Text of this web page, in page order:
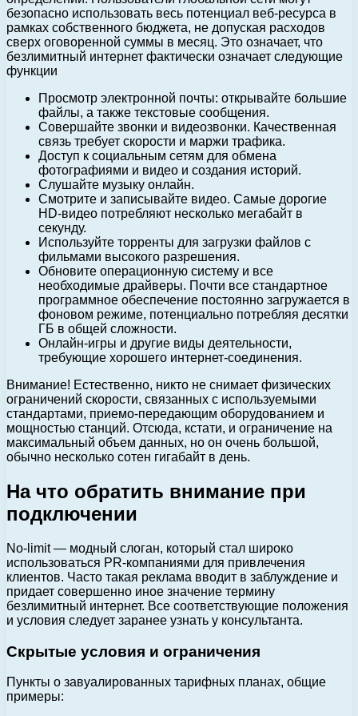
безопасно использовать весь потенциал веб-ресурса в
рамках собственного бюджета, не допуская расходов
сверх оговоренной суммы в месяц. Это означает, что
безлимитный интернет фактически означает следующие
функции
Просмотр электронной почты: открывайте большие
файлы, а также текстовые сообщения.
Совершайте звонки и видеозвонки. Качественная
связь требует скорости и маржи трафика.
Доступ к социальным сетям для обмена
фотографиями и видео и создания историй.
Слушайте музыку онлайн.
Смотрите и записывайте видео. Самые дорогие
HD-видео потребляют несколько мегабайт в
секунду.
Используйте торренты для загрузки файлов с
фильмами высокого разрешения.
Обновите операционную систему и все
необходимые драйверы. Почти все стандартное
программное обеспечение постоянно загружается в
фоновом режиме, потенциально потребляя десятки
ГБ в общей сложности.
Онлайн-игры и другие виды деятельности,
требующие хорошего интернет-соединения.
Внимание! Естественно, никто не снимает физических
ограничений скорости, связанных с используемыми
стандартами, приемо-передающим оборудованием и
мощностью станций. Отсюда, кстати, и ограничение на
максимальный объем данных, но он очень большой,
обычно несколько сотен гигабайт в день.
На что обратить внимание при
подключении
No-limit — модный слоган, который стал широко
использоваться PR-компаниями для привлечения
клиентов. Часто такая реклама вводит в заблуждение и
придает совершенно иное значение термину
безлимитный интернет. Все соответствующие положения
и условия следует заранее узнать у консультанта.
Скрытые условия и ограничения
Пункты о завуалированных тарифных планах, общие
примеры: